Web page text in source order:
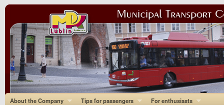
About the Company Tips for passengers For enthusiasts